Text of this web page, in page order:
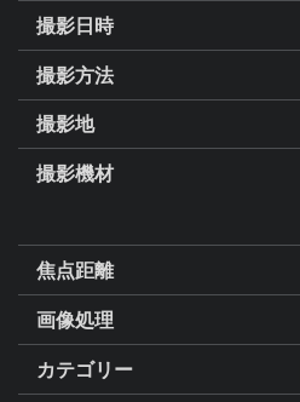
撮影日時
撮影方法
撮影地
撮影機材
焦点距離
画像処理
カテゴリー